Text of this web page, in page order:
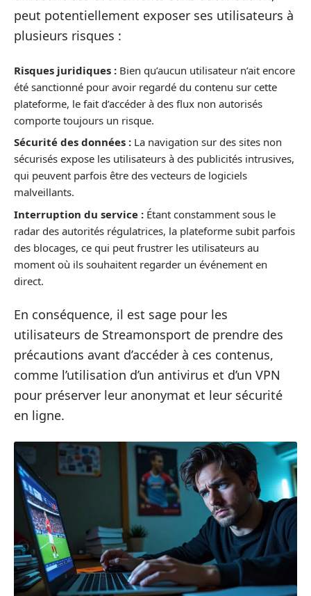
peut potentiellement exposer ses utilisateurs à
plusieurs risques :
Risques juridiques : Bien qu’aucun utilisateur n’ait encore
été sanctionné pour avoir regardé du contenu sur cette
plateforme, le fait d’accéder à des flux non autorisés
comporte toujours un risque.
Sécurité des données : La navigation sur des sites non
sécurisés expose les utilisateurs à des publicités intrusives,
qui peuvent parfois être des vecteurs de logiciels
malveillants.
Interruption du service : Étant constamment sous le
radar des autorités régulatrices, la plateforme subit parfois
des blocages, ce qui peut frustrer les utilisateurs au
moment où ils souhaitent regarder un événement en
direct.
En conséquence, il est sage pour les
utilisateurs de Streamonsport de prendre des
précautions avant d’accéder à ces contenus,
comme l’utilisation d’un antivirus et d’un VPN
pour préserver leur anonymat et leur sécurité
en ligne.